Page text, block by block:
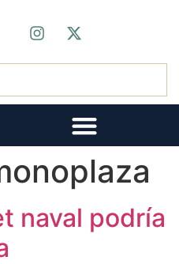
naval podría